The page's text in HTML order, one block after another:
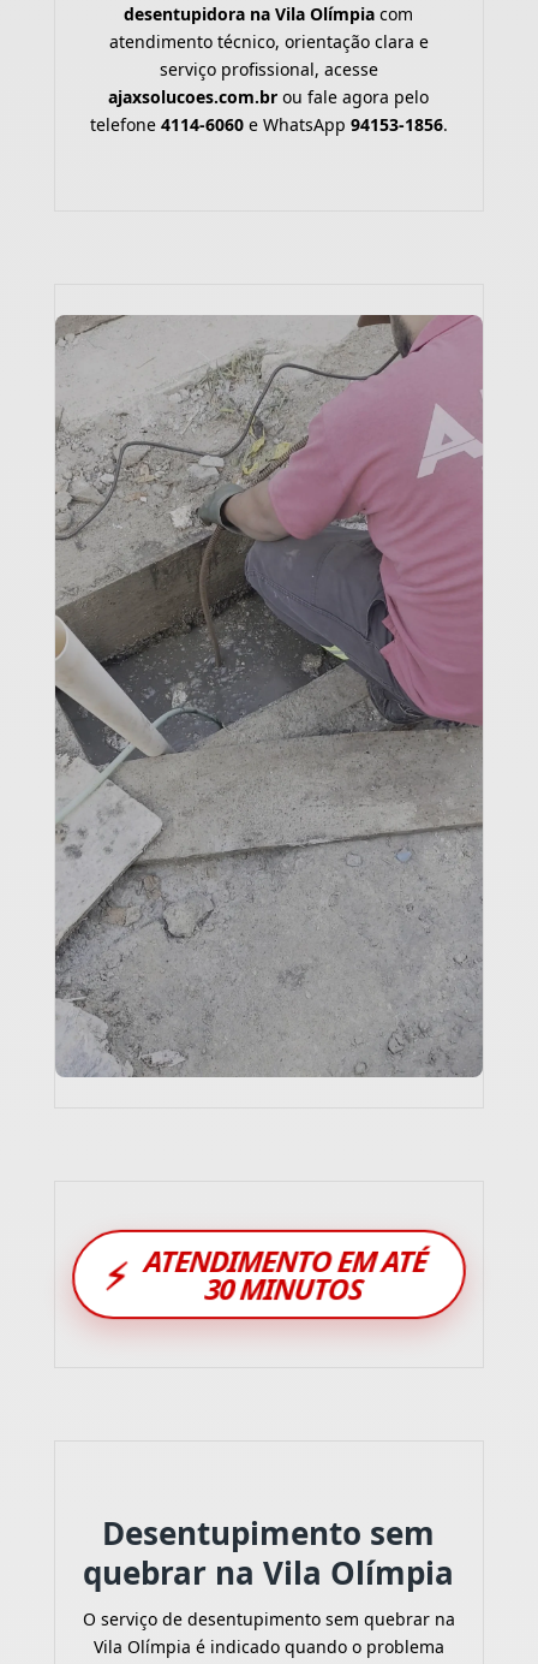
desentupidora na Vila Olímpia com
atendimento técnico, orientação clara e
serviço profissional, acesse
ajaxsolucoes.com.br ou fale agora pelo
telefone 4114-6060e WhatsApp 94153-1856.
⚡ ATENDIMENTO EM ATÉ
30 MINUTOS
Desentupimento sem
quebrar na Vila Olímpia
O serviço de desentupimento sem quebrar na
Vila Olímpia é indicado quando o problema